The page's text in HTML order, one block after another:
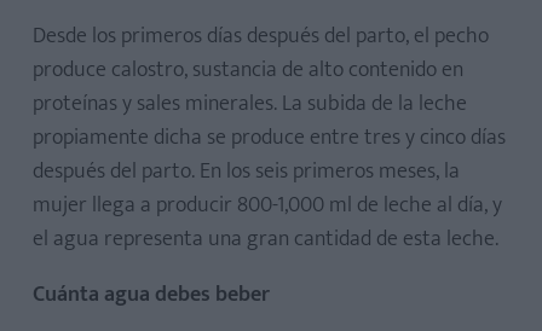
Desde los primeros días después del parto, el pecho
produce calostro, sustancia de alto contenido en
proteínas y sales minerales. La subida de la leche
propiamente dicha se produce entre tres y cinco días
después del parto. En los seis primeros meses, la
mujer llega a producir 800-1,000 ml de leche al día, y
el agua representa una gran cantidad de esta leche.
Cuánta agua debes beber